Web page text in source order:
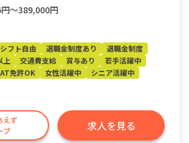
〜389,000円
えず
プ
求人を見る
シフト自由 退職金制度あり
退職金制度
上
交通費支給 賞与あり
若手活躍中
AT免許OK 女性活躍中
シニア活躍中